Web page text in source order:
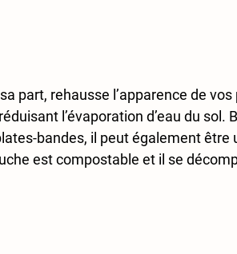
part, rehausse l’apparence de
l’évaporation d’eau du sol.
bandes, il peut également être
est compostable et il se